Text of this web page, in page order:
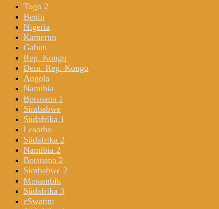
Togo 2
Benin
Nigeria
Kamerun
Gabun
Rep. Kongo
Dem. Rep. Kongo
Angola
Namibia
Botsuana 1
Simbabwe
Südafrika 1
Lesotho
Südafrika 2
Namibia 2
Botsuana 2
Simbabwe 2
Mosambik
Südafrika 3
eSwatini